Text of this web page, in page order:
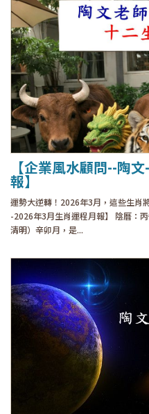
【企業風水顧問--陶
報】
運勢大逆轉！2026年3月，這些生肖
-2026年3月生肖運程月報】 陰曆：
清明）辛卯月，是...